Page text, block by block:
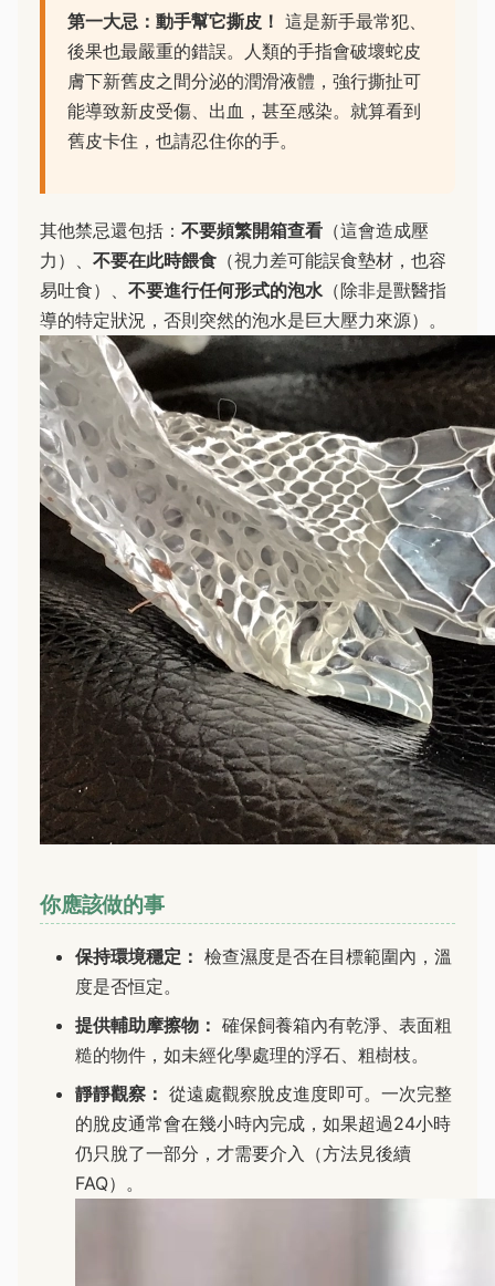
第一大忌：動手幫它撕皮！ 這是新手最常犯、
後果也最嚴重的錯誤。人類的手指會破壞蛇皮
膚下新舊皮之間分泌的潤滑液體，強行撕扯可
能導致新皮受傷、出血，甚至感染。就算看到
舊皮卡住，也請忍住你的手。
其他禁忌還包括： 不要頻繁開箱查看 （這會造成壓
力）、 不要在此時餵食 （視力差可能誤食墊材，也容
易吐食）、 不要進行任何形式的泡水 （除非是獸醫指
導的特定狀況，否則突然的泡水是巨大壓力來源）。
你應該做的事
保持環境穩定： 檢查濕度是否在目標範圍內，溫
度是否恒定。
提供輔助摩擦物： 確保飼養箱內有乾淨、表面粗
糙的物件，如未經化學處理的浮石、粗樹枝。
靜靜觀察： 從遠處觀察脫皮進度即可。一次完整
的脫皮通常會在幾小時內完成，如果超過24小時
仍只脫了一部分，才需要介入（方法見後續
FAQ）。